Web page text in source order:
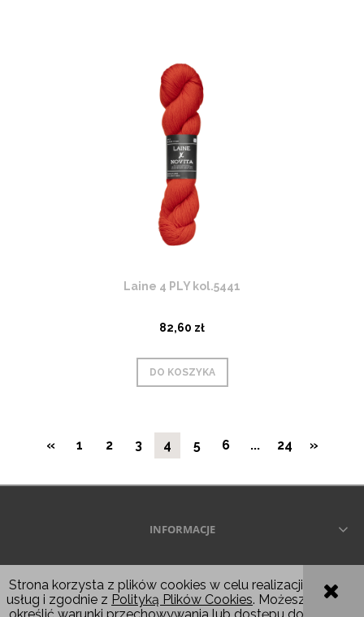
Strona korzysta z plików cookies w celu realizacji
usług i zgodnie z Polityką Plików Cookies. Możesz
Laine 4 PLY kol.5441
82,60 zł
DO KOSZYKA
« 1 2 3 4 5 6 ... 24 »
INFORMACJE
POKAŻ PEŁNĄ WERSJĘ STRONY